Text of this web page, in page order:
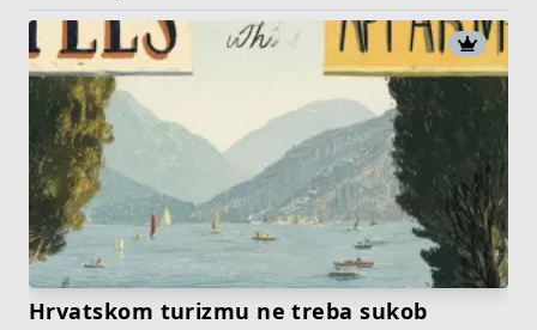
Hrvatskom turizmu ne treba sukob